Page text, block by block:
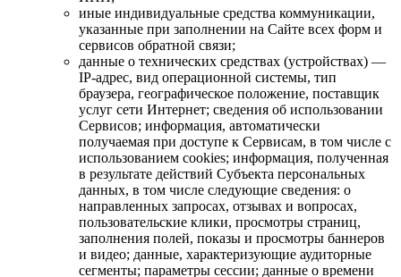
иные индивидуальные средства коммуникации,
указанные при заполнении на Сайте всех форм и
сервисов обратной связи;
данные о технических средствах (устройствах) —
IP-адрес, вид операционной системы, тип
браузера, географическое положение, поставщик
услуг сети Интернет; сведения об использовании
Сервисов; информация, автоматически
получаемая при доступе к Сервисам, в том числе с
использованием cookies; информация, полученная
в результате действий Субъекта персональных
данных, в том числе следующие сведения: о
направленных запросах, отзывах и вопросах,
пользовательские клики, просмотры страниц,
заполнения полей, показы и просмотры баннеров
и видео; данные, характеризующие аудиторные
сегменты; параметры сессии; данные о времени